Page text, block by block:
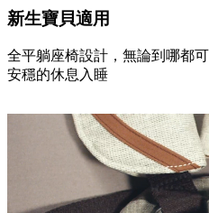
新生寶貝適用
全平躺座椅設計，無論到哪都
安穩的休息入睡